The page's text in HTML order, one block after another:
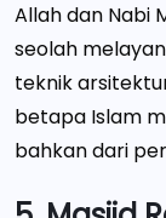
Allah dan Nabi
seolah
teknik
betapa Islam
bahkan dari